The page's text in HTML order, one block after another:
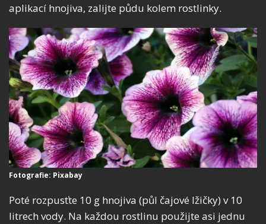
aplikací hnojiva, zalijte půdu kolem rostlinky.
Fotografie: Pixabay
Poté rozpusťte 10 g hnojiva (půl čajové lžičky) v 10
litrech vody. Na každou rostlinu použijte asi jednu